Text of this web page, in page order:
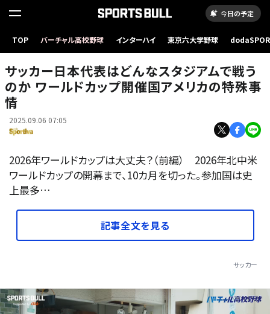
今日の予定
TOP バーチャル高校野球 インターハイ 東京六大学野球
サッカー日本代表はどんなスタジアムで戦う
のか ワールドカップ開催国アメリカの特殊事
情
2025.09.06 07:05
2026年ワールドカップは大丈夫？（前編） 2026年北中米
ワールドカップの開幕まで、10カ月を切った。参加国は史
上最多…
記事全文を見る
サッカー